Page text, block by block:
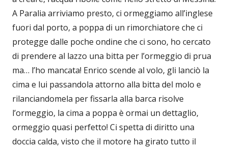
A Paralia arriviamo presto, ci ormeggiamo all’inglese
fuori dal porto, a poppa di un rimorchiatore che ci
protegge dalle poche ondine che ci sono, ho cercato
di prendere al lazzo una bitta per l’ormeggio di prua
ma… l’ho mancata! Enrico scende al volo, gli lanciò la
cima e lui passandola attorno alla bitta del molo e
rilanciandomela per fissarla alla barca risolve
l’ormeggio, la cima a poppa è ormai un dettaglio,
ormeggio quasi perfetto! Ci spetta di diritto una
doccia calda, visto che il motore ha girato tutto il